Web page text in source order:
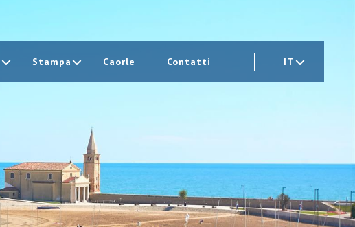
Stampa Caorle Contatti IT